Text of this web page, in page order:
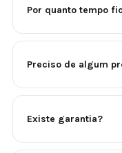
Por quanto tempo
Preciso de algum
Existe garantia?